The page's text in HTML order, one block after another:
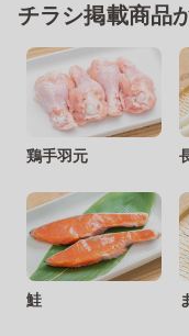
チラシ掲載商品
鶏手羽元
鮭